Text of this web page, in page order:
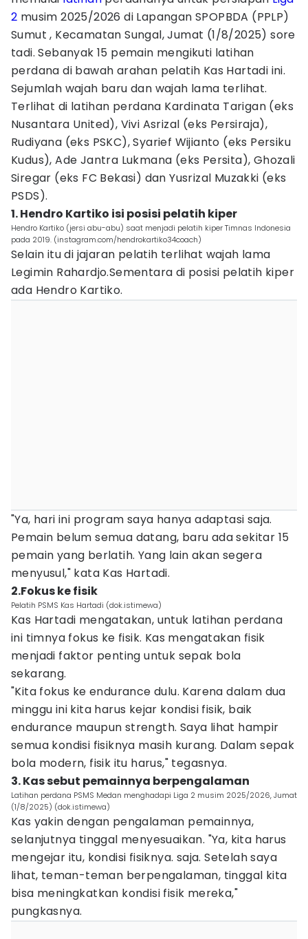
2 musim 2025/2026 di Lapangan SPOPBDA (PPLP)
Sumut , Kecamatan Sungal, Jumat (1/8/2025) sore
tadi. Sebanyak 15 pemain mengikuti latihan
perdana di bawah arahan pelatih Kas Hartadi ini.
Sejumlah wajah baru dan wajah lama terlihat.
Terlihat di latihan perdana Kardinata Tarigan (eks
Nusantara United), Vivi Asrizal (eks Persiraja),
Rudiyana (eks PSKC), Syarief Wijianto (eks Persiku
Kudus), Ade Jantra Lukmana (eks Persita), Ghozali
Siregar (eks FC Bekasi) dan Yusrizal Muzakki (eks
PSDS).
1. Hendro Kartiko isi posisi pelatih kiper
Hendro Kartiko (jersi abu-abu) saat menjadi pelatih kiper Timnas Indonesia
pada 2019. (instagram.com/hendrokartiko34coach)
Selain itu di jajaran pelatih terlihat wajah lama
Legimin Rahardjo.Sementara di posisi pelatih kiper
ada Hendro Kartiko.
"Ya, hari ini program saya hanya adaptasi saja.
Pemain belum semua datang, baru ada sekitar 15
pemain yang berlatih. Yang lain akan segera
menyusul," kata Kas Hartadi.
2.Fokus ke fisik
Pelatih PSMS Kas Hartadi (dok.istimewa)
Kas Hartadi mengatakan, untuk latihan perdana
ini timnya fokus ke fisik. Kas mengatakan fisik
menjadi faktor penting untuk sepak bola
sekarang.
"Kita fokus ke endurance dulu. Karena dalam dua
minggu ini kita harus kejar kondisi fisik, baik
endurance maupun strength. Saya lihat hampir
semua kondisi fisiknya masih kurang. Dalam sepak
bola modern, fisik itu harus," tegasnya.
3. Kas sebut pemainnya berpengalaman
Latihan perdana PSMS Medan menghadapi Liga 2 musim 2025/2026, Jumat
(1/8/2025) (dok.istimewa)
Kas yakin dengan pengalaman pemainnya,
selanjutnya tinggal menyesuaikan. "Ya, kita harus
mengejar itu, kondisi fisiknya. saja. Setelah saya
lihat, teman-teman berpengalaman, tinggal kita
bisa meningkatkan kondisi fisik mereka,"
pungkasnya.